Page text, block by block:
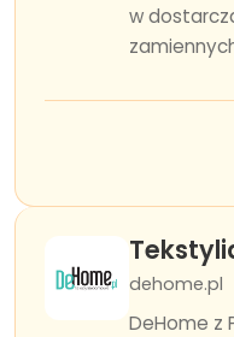
w
dehome.pl
DeHome z